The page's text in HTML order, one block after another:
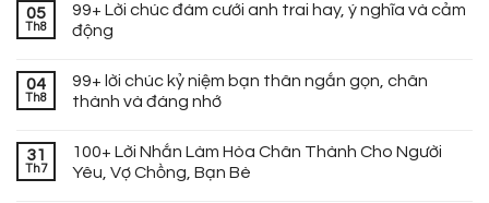
05
Th8
99+ Lời chúc đám cưới anh trai hay, ý nghĩa và cảm
động
04
Th8
99+ lời chúc kỷ niệm bạn thân ngắn gọn, chân
thành và đáng nhớ
31
Th7
100+ Lời Nhắn Làm Hòa Chân Thành Cho Người
Yêu, Vợ Chồng, Bạn Bè